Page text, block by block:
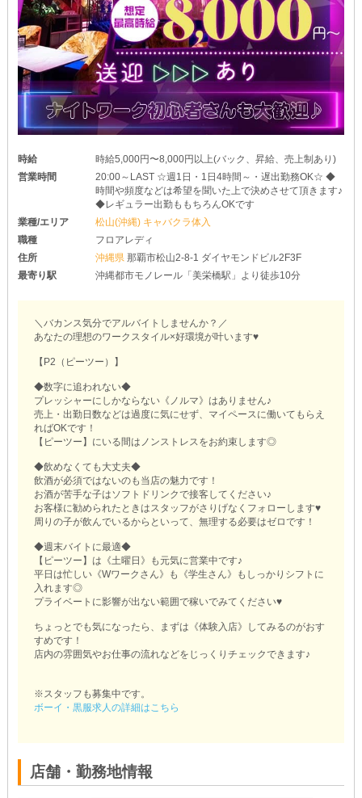
時給
時給5,000円〜8,000円以上(バック、昇給、売上制あり)
営業時間
20:00～LAST ☆週1日・1日4時間～・遅出勤務OK☆ ◆
時間や頻度などは希望を聞いた上で決めさせて頂きます♪
◆レギュラー出勤ももちろんOKです
業種/エリア
松山(沖縄) キャバクラ体入
職種
フロアレディ
住所
沖縄県那覇市松山2-8-1 ダイヤモンドビル2F3F
最寄り駅
沖縄都市モノレール「美栄橋駅」より徒歩10分
＼バカンス気分でアルバイトしませんか？／
あなたの理想のワークスタイル×好環境が叶います♥
【P2（ピーツー）】
◆数字に追われない◆
プレッシャーにしかならない《ノルマ》はありません♪
売上・出勤日数などは過度に気にせず、マイペースに働いてもらえ
ればOKです！
【ピーツー】にいる間はノンストレスをお約束します◎
◆飲めなくても大丈夫◆
飲酒が必須ではないのも当店の魅力です！
お酒が苦手な子はソフトドリンクで接客してください♪
お客様に勧められたときはスタッフがさりげなくフォローします♥
周りの子が飲んでいるからといって、無理する必要はゼロです！
◆週末バイトに最適◆
【ピーツー】は《土曜日》も元気に営業中です♪
平日は忙しい《Wワークさん》も《学生さん》もしっかりシフトに
入れます◎
プライベートに影響が出ない範囲で稼いでみてください♥
ちょっとでも気になったら、まずは《体験入店》してみるのがおす
すめです！
店内の雰囲気やお仕事の流れなどをじっくりチェックできます♪
※スタッフも募集中です。
ボーイ・黒服求人の詳細はこちら
店舗・勤務地情報